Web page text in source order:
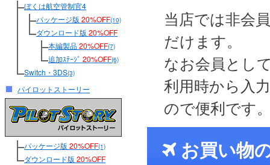
ぼくは航空管制官4
パッケージ版 20%OFF(10)
ダウンロード版 20%OFF
本編製品20%OFF(7)
追加ｽﾃｰｼﾞ 20%OFF(6)
Switch・3DS(3)
パイロットストーリー
パッケージ版 20%OFF(1)
ダウンロード版 20%OFF
当店では非会
だけます。
なお会員とし
利用時から入
ので便利です
お買い物